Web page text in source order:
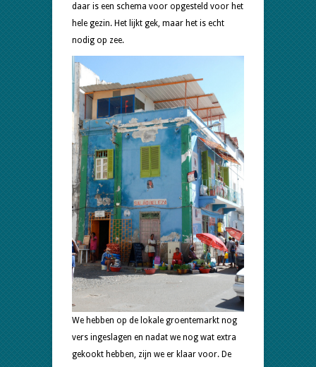
daar is een schema voor opgesteld voor het
hele gezin. Het lijkt gek, maar het is echt
nodig op zee.
We hebben op de lokale groentemarkt nog
vers ingeslagen en nadat we nog wat extra
gekookt hebben, zijn we er klaar voor. De